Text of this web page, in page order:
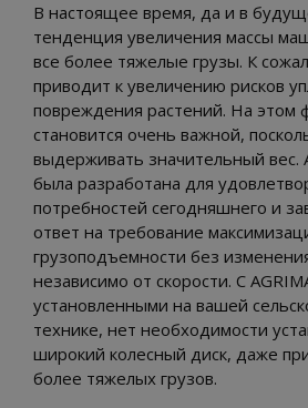
В настоящее время, да и в
тенденция увеличения массы
все более тяжелые грузы. К
приводит к увеличению рисков
повреждения растений. На этом
становится очень важной,
выдерживать значительный вес.
была разработана для
потребностей сегодняшнего и
ответ на требование
грузоподъемности без
независимо от скорости. С
установленными на вашей
технике, нет необходимости
широкий колесный диск, даже
более тяжелых грузов.